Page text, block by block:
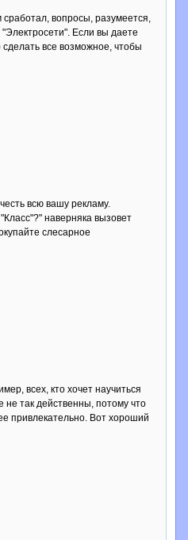
сработал, вопросы, разумеется,
Если вы даете
все возможное, чтобы
всю вашу рекламу.
наверняка вызовет
слесарное
всех, кто хочет научиться
не так действенны, потому что
привлекательно. Вот хороший